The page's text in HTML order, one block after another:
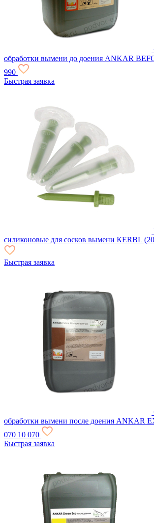
обработки вымени до доения ANKAR
990
Быстрая заявка
силиконовые для сосков вымени КERBL
Быстрая заявка
обработки вымени после доения ANKAR
070 10 070
Быстрая заявка